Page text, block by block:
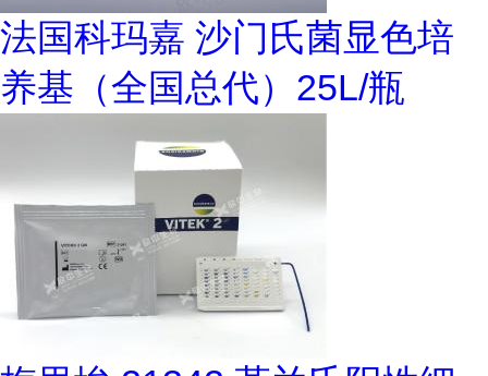
法国科玛嘉 沙门氏菌显色培
养基（全国总代）25L/瓶